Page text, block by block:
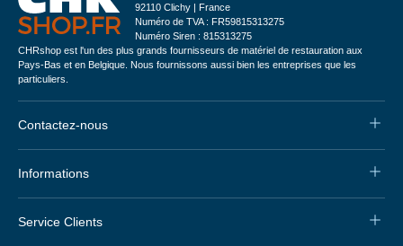
92110 Clichy | France
Numéro de TVA : FR59815313275
Numéro Siren : 815313275
CHRshop est l'un des plus grands fournisseurs de matériel de restauration aux
Pays-Bas et en Belgique. Nous fournissons aussi bien les entreprises que les
particuliers.
Contactez-nous
Informations
Service Clients